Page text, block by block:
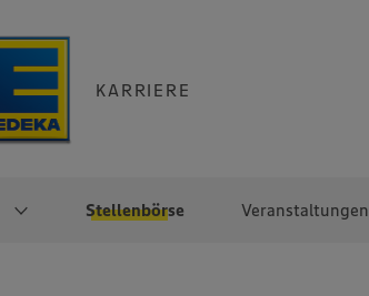
KARRIERE
Stellenbörse Veranstaltungen